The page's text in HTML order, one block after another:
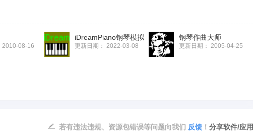
2010-08-16
iDreamPiano钢琴模拟
更新日期： 2022-03-08
钢琴作曲大师
更新日期： 2005-04-25
分享软件/应用
若有违法违规、资源包错误等问题向我们 反馈 ！